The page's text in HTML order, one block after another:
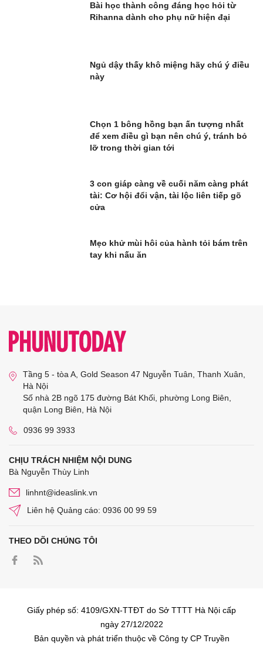
Bài học thành công đáng học hỏi từ
Rihanna dành cho phụ nữ hiện đại
Ngủ dậy thấy khô miệng hãy chú ý điều
này
Chọn 1 bông hồng bạn ấn tượng nhất
để xem điều gì bạn nên chú ý, tránh bỏ
lỡ trong thời gian tới
3 con giáp càng về cuối năm càng phát
tài: Cơ hội đổi vận, tài lộc liên tiếp gõ
cửa
Mẹo khử mùi hôi của hành tỏi bám trên
tay khi nấu ăn
Tầng 5 - tòa A, Gold Season 47 Nguyễn Tuân, Thanh Xuân,
Hà Nội
Số nhà 2B ngõ 175 đường Bát Khối, phường Long Biên,
quận Long Biên, Hà Nội
0936 99 3933
CHỊU TRÁCH NHIỆM NỘI DUNG
Bà Nguyễn Thùy Linh
linhnt@ideaslink.vn
Liên hệ Quảng cáo: 0936 00 99 59
THEO DÕI CHÚNG TÔI
Giấy phép số: 4109/GXN-TTĐT do Sở TTTT Hà Nội cấp
ngày 27/12/2022
Bản quyền và phát triển thuộc về Công ty CP Truyền